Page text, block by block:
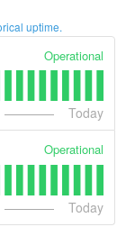
uptime.
Operational
Today
Operational
Today